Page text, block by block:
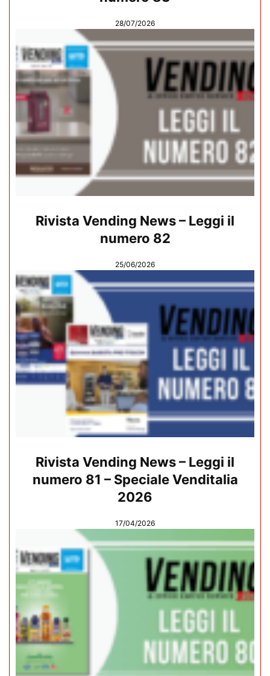
28/07/2026
Rivista Vending News – Leggi il
numero 82
25/06/2026
Rivista Vending News – Leggi il
numero 81 – Speciale Venditalia
2026
17/04/2026